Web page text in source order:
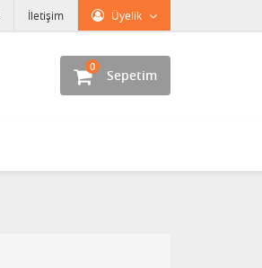
Üyelik
İletişim
Sepetim
0